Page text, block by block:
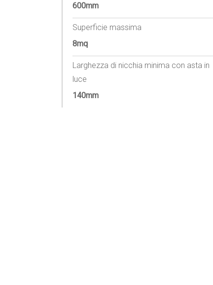
600mm
Superficie massima
8mq
Larghezza di nicchia minima con asta in
luce
140mm